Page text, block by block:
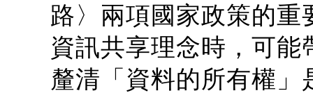
路〉兩項國家政策的
資訊共享理念時，可
釐清「資料的所有權